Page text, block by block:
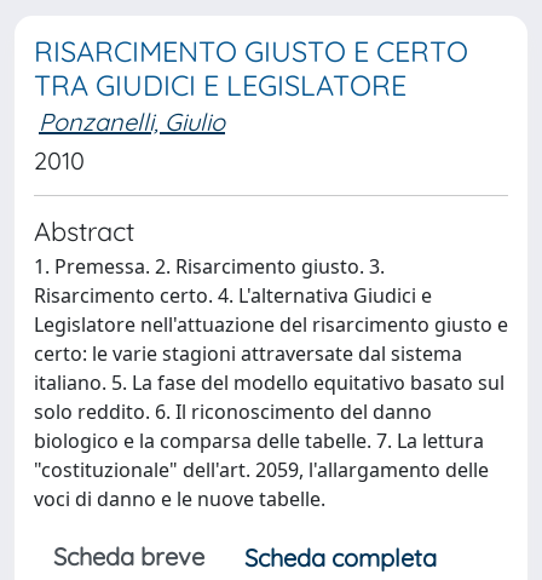
RISARCIMENTO GIUSTO E CERTO
TRA GIUDICI E LEGISLATORE
Ponzanelli, Giulio
2010
Abstract
1. Premessa. 2. Risarcimento giusto. 3.
Risarcimento certo. 4. L'alternativa Giudici e
Legislatore nell'attuazione del risarcimento giusto e
certo: le varie stagioni attraversate dal sistema
italiano. 5. La fase del modello equitativo basato sul
solo reddito. 6. Il riconoscimento del danno
biologico e la comparsa delle tabelle. 7. La lettura
"costituzionale" dell'art. 2059, l'allargamento delle
voci di danno e le nuove tabelle.
Scheda breve
Scheda completa